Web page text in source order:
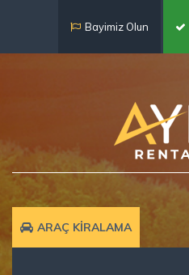
Bayimiz Olun
ARAÇ KİRALAMA